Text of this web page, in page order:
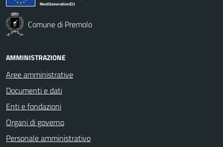
Comune di Premolo
AMMINISTRAZIONE
Aree amministrative
Documenti e dati
Enti e fondazioni
Organi di governo
Personale amministrativo